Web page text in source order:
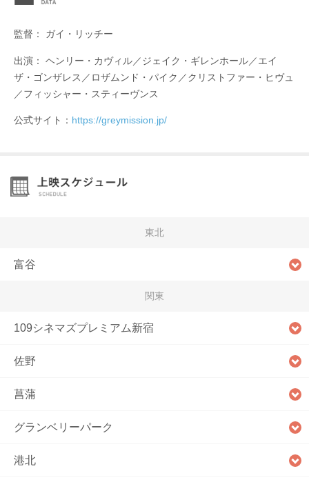
監督： ガイ・リッチー
出演： ヘンリー・カヴィル／ジェイク・ギレンホール／エイ
ザ・ゴンザレス／ロザムンド・パイク／クリストファー・ヒヴュ
／フィッシャー・スティーヴンス
公式サイト： https://greymission.jp/
東北
富谷
関東
109シネマズプレミアム新宿
佐野
菖蒲
グランベリーパーク
港北